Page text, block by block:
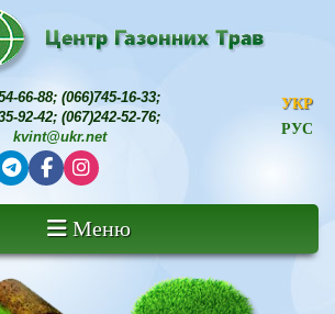
66-88; (066)745-16-33;
92-42; (067)242-52-76;
kvint@ukr.net
УКР
РУС
Меню